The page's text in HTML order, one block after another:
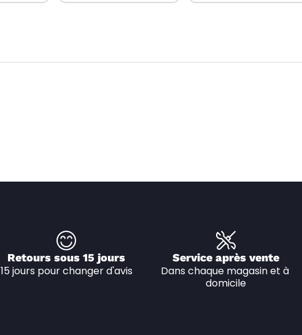
Retours sous 15 jours
15 jours pour changer d'avis
Service après vente
Dans chaque magasin et à
domicile